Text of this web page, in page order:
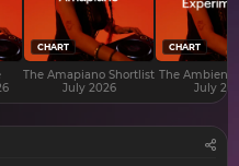
CHART
The Amapiano Shortlist
July 2026
CHART
The Ambient
July